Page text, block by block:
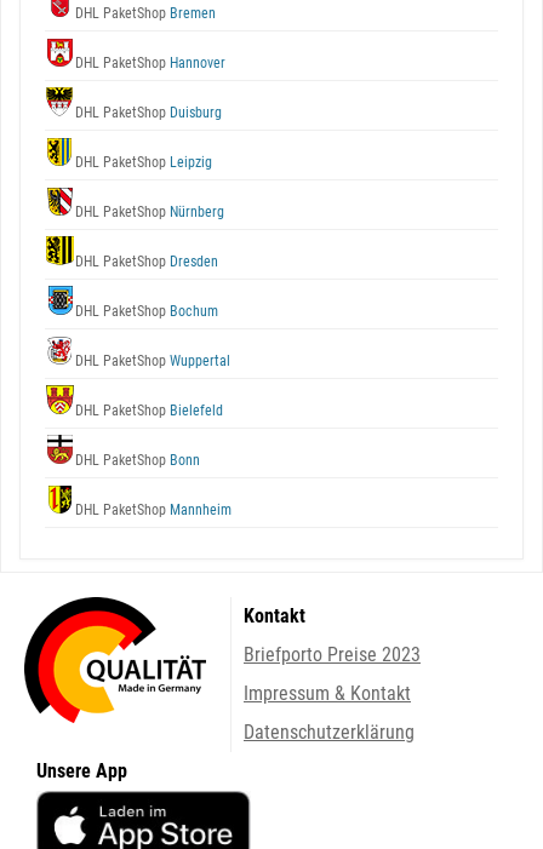
DHL PaketShop Bremen
DHL PaketShop Hannover
DHL PaketShop Duisburg
DHL PaketShop Leipzig
DHL PaketShop Nürnberg
DHL PaketShop Dresden
DHL PaketShop Bochum
DHL PaketShop Wuppertal
DHL PaketShop Bielefeld
DHL PaketShop Bonn
DHL PaketShop Mannheim
Kontakt
Briefporto Preise 2023
Impressum & Kontakt
Datenschutzerklärung
Unsere App